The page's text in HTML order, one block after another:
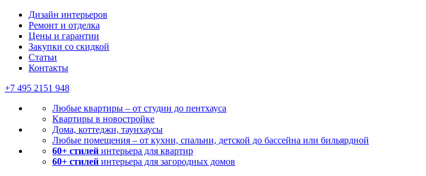
Дизайн интерьеров
Ремонт и отделка
Цены и гарантии
Закупки со скидкой
Статьи
Контакты
+7 495 2151 948
Любые квартиры – от студии до пентхауса
Квартиры в новостройке
Дома, коттеджи, таунхаусы
Любые помещения – от кухни, спальни, детской до бассейна или бильярдной
60+ стилей интерьера для квартир
60+ стилей интерьера для загородных домов